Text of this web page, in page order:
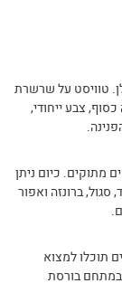
טוויסט על שרשרת
צבע ייחודי,
מתוקים. כיום ניתן
סגול, ברונזה ואפור
תוכלו למצוא
באתר וכן באולם התצוגה של חנות התכשיטים של IDC במתחם בורסת